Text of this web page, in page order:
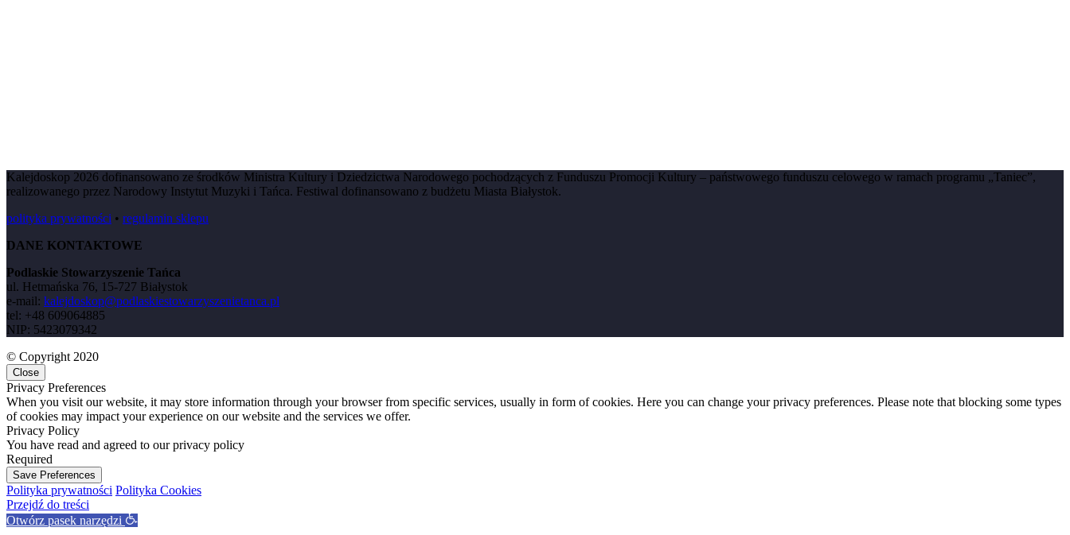
Kalejdoskop 2026 dofinansowano ze środków Ministra Kultury i Dziedzictwa Narodowego pochodzących z Funduszu Promocji Kultury – państwowego funduszu celowego w ramach programu „Taniec”,
realizowanego przez Narodowy Instytut Muzyki i Tańca. Festiwal dofinansowano z budżetu Miasta Białystok.
polityka prywatności • regulamin sklepu
DANE KONTAKTOWE
Podlaskie Stowarzyszenie Tańca
ul. Hetmańska 76, 15-727 Białystok
e-mail: kalejdoskop@podlaskiestowarzyszenietanca.pl
tel: +48 609064885
NIP: 5423079342
© Copyright 2020
Close
Privacy Preferences
When you visit our website, it may store information through your browser from specific services, usually in form of cookies. Here you can change your privacy preferences. Please note that blocking some types
of cookies may impact your experience on our website and the services we offer.
Privacy Policy
You have read and agreed to our privacy policy
Required
Save Preferences
Polityka prywatności Polityka Cookies
Przejdź do treści
Otwórz pasek narzędzi